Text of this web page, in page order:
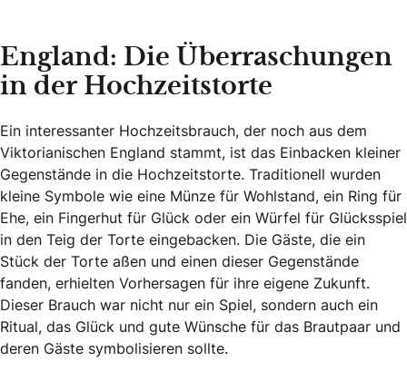
England: Die Überraschungen
in der Hochzeitstorte
Ein interessanter Hochzeitsbrauch, der noch aus dem
Viktorianischen England stammt, ist das Einbacken kleiner
Gegenstände in die Hochzeitstorte. Traditionell wurden
kleine Symbole wie eine Münze für Wohlstand, ein Ring für
Ehe, ein Fingerhut für Glück oder ein Würfel für Glücksspiel
in den Teig der Torte eingebacken. Die Gäste, die ein
Stück der Torte aßen und einen dieser Gegenstände
fanden, erhielten Vorhersagen für ihre eigene Zukunft.
Dieser Brauch war nicht nur ein Spiel, sondern auch ein
Ritual, das Glück und gute Wünsche für das Brautpaar und
deren Gäste symbolisieren sollte.